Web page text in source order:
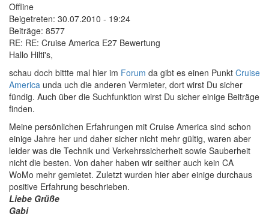
Offline
Beigetreten: 30.07.2010 - 19:24
Beiträge: 8577
RE: RE: Cruise America E27 Bewertung
Hallo Hilti's,
schau doch bittte mal hier im Forum da gibt es einen Punkt Cruise
America unda uch die anderen Vermieter, dort wirst Du sicher
fündig. Auch über die Suchfunktion wirst Du sicher einige Beiträge
finden.
Meine persönlichen Erfahrungen mit Cruise America sind schon
einige Jahre her und daher sicher nicht mehr gültig, waren aber
leider was die Technik und Verkehrssicherheit sowie Sauberheit
nicht die besten. Von daher haben wir seither auch kein CA
WoMo mehr gemietet. Zuletzt wurden hier aber einige durchaus
positive Erfahrung beschrieben.
Liebe Grüße
Gabi